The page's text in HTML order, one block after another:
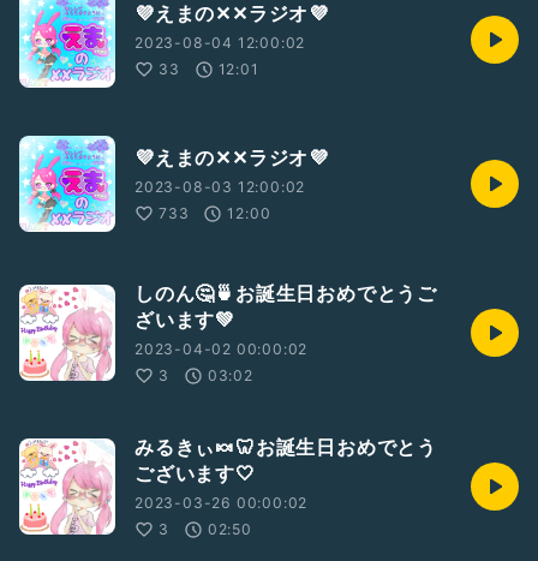
💜えまの✕✕ラジオ💜
2023-08-04 12:00:02
33
12:01
💜えまの✕✕ラジオ💜
2023-08-03 12:00:02
733
12:00
しのん🤔🍵お誕生日おめでとうご
ざいます💚
2023-04-02 00:00:02
3
03:02
みるきぃ🍬🦷お誕生日おめでとう
ございます🤍
2023-03-26 00:00:02
3
02:50